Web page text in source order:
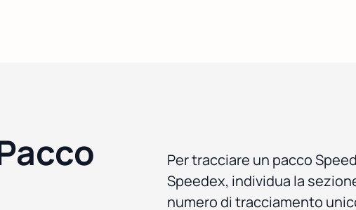
Per tracciare un pacco
Speedex, individua la
numero di tracciamento